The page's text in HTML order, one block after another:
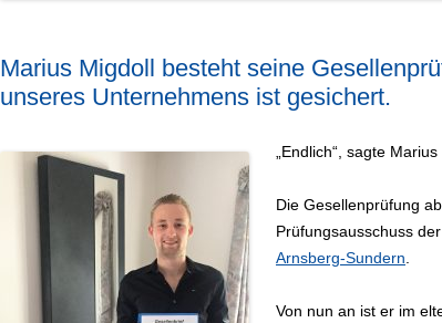
Marius Migdoll besteht seine
unseres Unternehmens ist gesichert.
„Endlich“, sagte
Die Gesellenprüfung
Prüfungsausschuss der
Arnsberg-Sundern.
Von nun an ist er im